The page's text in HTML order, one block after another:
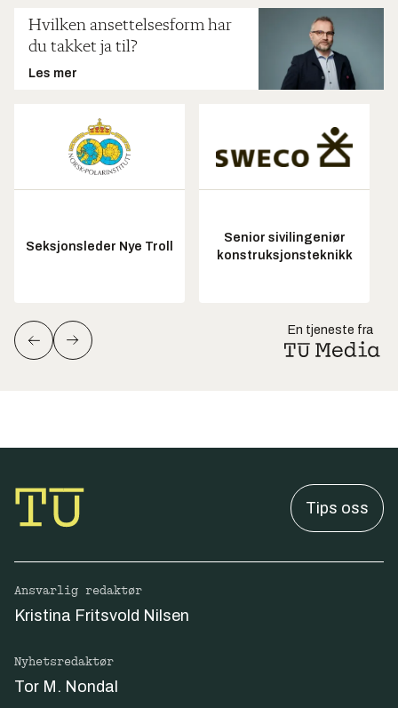
Hvilken ansettelsesform har
du takket ja til?
Les mer
Seksjonsleder Nye Troll
Senior sivilingeniør
konstruksjonsteknikk
En tjeneste fra
Tips oss
Ansvarlig redaktør
Kristina Fritsvold Nilsen
Nyhetsredaktør
Tor M. Nondal